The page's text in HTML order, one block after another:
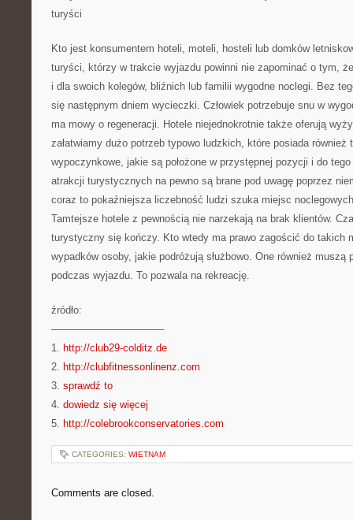
turyści
Kto jest konsumentem hoteli, moteli, hosteli lub domków
turyści, którzy w trakcie wyjazdu powinni nie zapominać o tym,
i dla swoich kolegów, bliźnich lub familii wygodne noclegi. Bez
się następnym dniem wycieczki. Człowiek potrzebuje snu w
ma mowy o regeneracji. Hotele niejednokrotnie także oferują
załatwiamy dużo potrzeb typowo ludzkich, które posiada również
wypoczynkowe, jakie są położone w przystępnej pozycji i do
atrakcji turystycznych na pewno są brane pod uwagę poprzez
coraz to pokaźniejsza liczebność ludzi szuka miejsc
Tamtejsze hotele z pewnością nie narzekają na brak klientów.
turystyczny się kończy. Kto wtedy ma prawo zagościć do takich
wypadków osoby, jakie podróżują służbowo. One również muszą
podczas wyjazdu. To pozwala na rekreację.
źródło:
———————————
1. http://club29-colditz.de
2. http://clubfitnessonlinenz.com
3. sprawdź to
4. dowiedz się więcej
5. http://colebrookconservatories.com
CATEGORIES: WIETNAM
Comments are closed.